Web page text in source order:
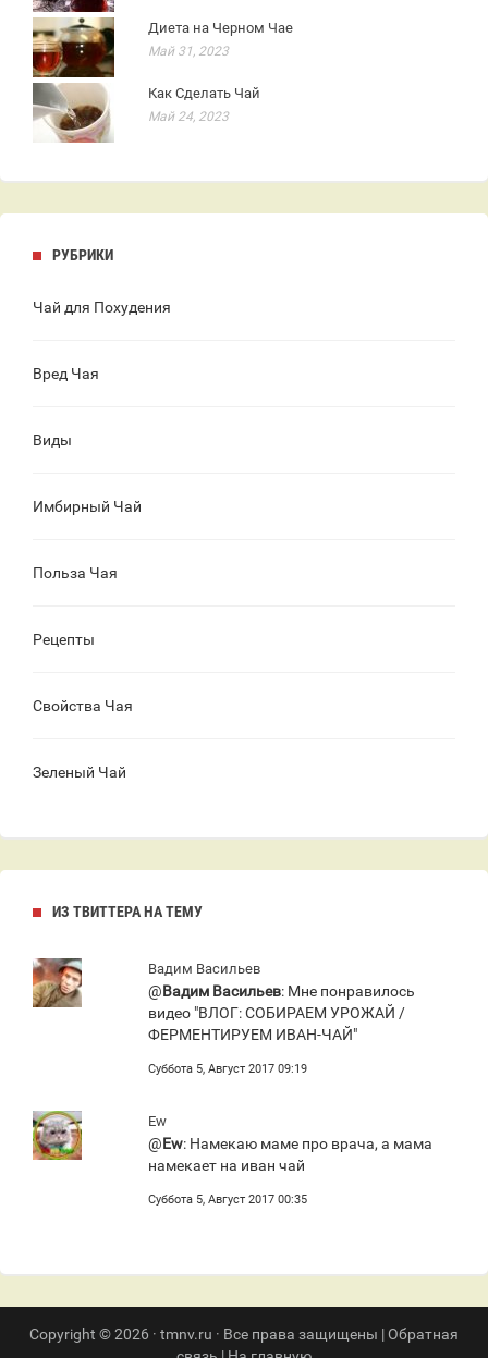
Диета на Черном Чае
Май 31, 2023
Как Сделать Чай
Май 24, 2023
РУБРИКИ
Чай для Похудения
Вред Чая
Виды
Имбирный Чай
Польза Чая
Рецепты
Свойства Чая
Зеленый Чай
ИЗ ТВИТТЕРА НА ТЕМУ
Вадим Васильев
@Вадим Васильев: Мне понравилось
видео "ВЛОГ: СОБИРАЕМ УРОЖАЙ /
ФЕРМЕНТИРУЕМ ИВАН-ЧАЙ"
Суббота 5, Август 2017 09:19
Ew
@Ew: Намекаю маме про врача, а мама
намекает на иван чай
Суббота 5, Август 2017 00:35
Copyright © 2026 · tmnv.ru · Все права защищены |Обратная